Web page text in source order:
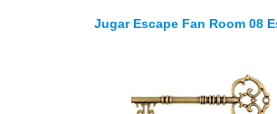
Jugar Escape Fan Room 08